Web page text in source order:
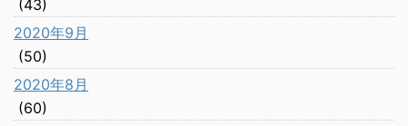
(43)
2020年9月
(50)
2020年8月
(60)